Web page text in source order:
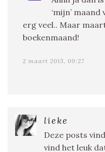
‘mijn’
erg veel.. Maar
boekenmaand!
2 maart 2015, 09:27
lieke
Deze posts
vind het leuk